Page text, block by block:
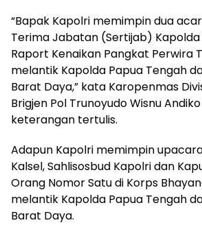
“Bapak Kapolri memimpin dua
Terima Jabatan (Sertijab)
Raport Kenaikan Pangkat Perwira
melantik Kapolda Papua Tengah
Barat Daya,” kata Karopenmas
Brigjen Pol Trunoyudo Wisnu
keterangan tertulis.
Adapun Kapolri memimpin
Kalsel, Sahlisosbud Kapolri dan
Orang Nomor Satu di Korps
melantik Kapolda Papua Tengah
Barat Daya.